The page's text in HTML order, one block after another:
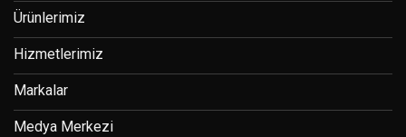
Ürünlerimiz
Hizmetlerimiz
Markalar
Medya Merkezi